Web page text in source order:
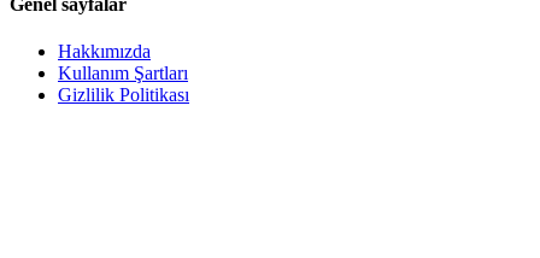
Hakkımızda
Kullanım Şartları
Gizlilik Politikası